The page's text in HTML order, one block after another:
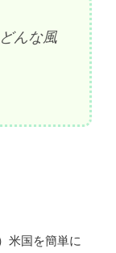
んな風
米国を簡単に